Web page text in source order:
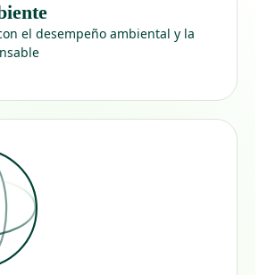
el desempeño ambiental y la